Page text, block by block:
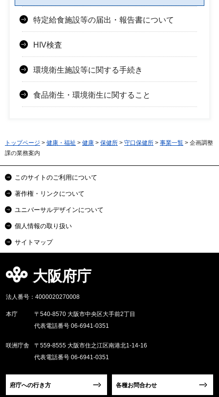
特定給食施設等の届出・報告書について
HIV検査
環境衛生施設等に関する手続き
食品衛生・環境衛生に関すること
トップページ > 健康・福祉 > 健康 > 保健所 > 守口保健所 > 事業一覧 > 企画調整
課の業務案内
このサイトのご利用について
著作権・リンクについて
ユニバーサルデザインについて
個人情報の取り扱い
サイトマップ
大阪府庁
法人番号：4000020270008
本庁
〒540-8570 大阪市中央区大手前2丁目
代表電話番号 06-6941-0351
咲洲庁舎
〒559-8555 大阪市住之江区南港北1-14-16
代表電話番号 06-6941-0351
府庁への行き方 各種お問合わせ